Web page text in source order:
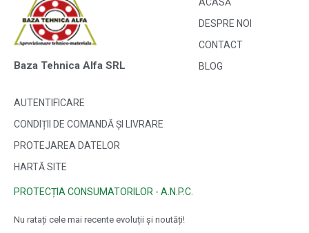
Baza Tehnica Alfa SRL
DESPRE NOI
CONTACT
BLOG
AUTENTIFICARE
CONDIȚII DE COMANDĂ ȘI LIVRARE
PROTEJAREA DATELOR
HARTĂ SITE
PROTECȚIA CONSUMATORILOR - A.N.P.C.
Nu ratați cele mai recente evoluții și noutăți!